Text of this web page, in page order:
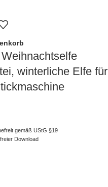
winterliche Elfe für
gemäß UStG §19
Download